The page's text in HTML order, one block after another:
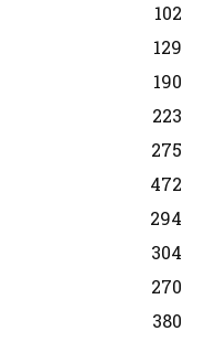
102
129
190
223
275
472
294
304
270
380